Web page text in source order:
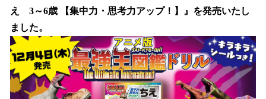
中
で
す
え 3～6歳 【集中力・思考力アップ！】』を発売いたし
ました。